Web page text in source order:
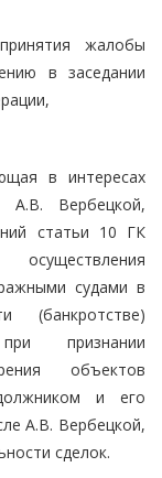
жалобы
в заседании
в интересах
А.В. Вербецкой,
статьи 10 ГК
судами в
(банкротстве)
признании
объектов
и его
А.В. Вербецкой,
сделок.